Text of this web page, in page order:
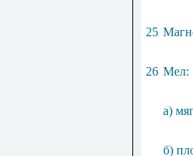
25
26 Мел:
а)
б)